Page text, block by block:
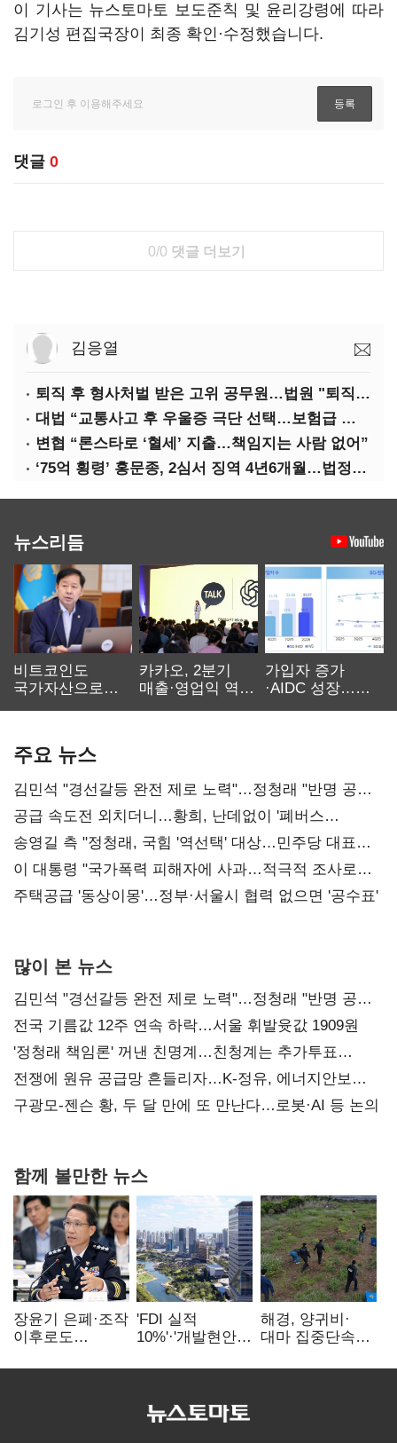
이 기사는 뉴스토마토 보도준칙 및 윤리강령에 따라
김기성 편집국장이 최종 확인·수정했습니다.
댓글 0
0/0 댓글 더보기
김응열
퇴직 후 형사처벌 받은 고위 공무원…법원 "퇴직수당 환수는 부당"
대법 “교통사고 후 우울증 극단 선택…보험급 지급해야”
변협 “론스타로 ‘혈세’ 지출…책임지는 사람 없어”
‘75억 횡령’ 홍문종, 2심서 징역 4년6개월…법정구속
뉴스리듬
비트코인도
국가자산으로…'
카카오, 2분기
매출·영업익 역대
가입자 증가
·AIDC 성장…
주요 뉴스
김민석 "경선갈등 완전 제로 노력"…정청래 "반명 공세
사과부터"
공급 속도전 외치더니…황희, 난데없이 '폐버스
리모델링' 제안
송영길 측 "정청래, 국힘 '역선택' 대상…민주당 대표로
총선 지휘 못해"
이 대통령 "국가폭력 피해자에 사과…적극적 조사로
진실 밝혀야"
주택공급 '동상이몽'…정부·서울시 협력 없으면 '공수표'
많이 본 뉴스
김민석 "경선갈등 완전 제로 노력"…정청래 "반명 공세
사과부터"
전국 기름값 12주 연속 하락…서울 휘발윳값 1909원
'정청래 책임론' 꺼낸 친명계…친청계는 추가투표
때리기
전쟁에 원유 공급망 흔들리자…K-정유, 에너지안보
핵심으로 재부상
구광모-젠슨 황, 두 달 만에 또 만난다…로봇·AI 등 논의
함께 볼만한 뉴스
장윤기 은폐·조작
이후로도
내부비위…경찰
'FDI 실적
10%'·'개발현안
인천경제청장
해경, 양귀비·
대마 집중단속…
249명 검거